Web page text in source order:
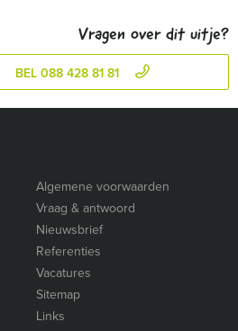
Vragen over dit uitje?
BEL 088 428 81 81
Algemene voorwaarden
Vraag & antwoord
Nieuwsbrief
Referenties
Vacatures
Sitemap
Links